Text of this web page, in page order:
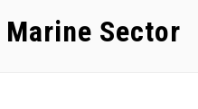
Sector